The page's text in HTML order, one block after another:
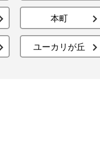
本町
ユーカリが丘